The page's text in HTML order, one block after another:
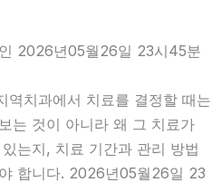
2026년05월26일 23시45분
치과에서 치료를 결정할 때는
는 것이 아니라 왜 그 치료가
는지, 치료 기간과 관리 방법
합니다. 2026년05월26일 23